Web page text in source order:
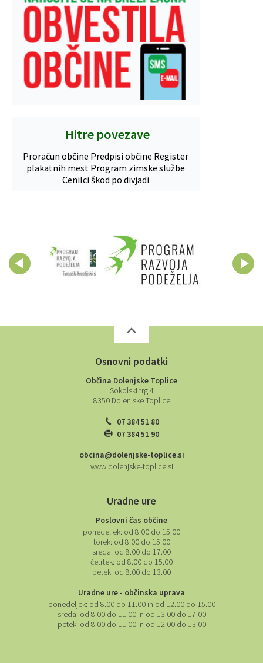
Hitre povezave
Proračun občine Predpisi občine Register
plakatnih mest Program zimske službe
Cenilci škod po divjadi
Osnovni podatki
Občina Dolenjske Toplice
Sokolski trg 4
8350 Dolenjske Toplice
07 384 51 80
07 384 51 90
obcina@dolenjske-toplice.si
www.dolenjske-toplice.si
Uradne ure
Poslovni čas občine
ponedeljek: od 8.00 do 15.00
torek: od 8.00 do 15.00
sreda: od 8.00 do 17.00
četrtek: od 8.00 do 15.00
petek: od 8.00 do 13.00
Uradne ure - občinska uprava
ponedeljek: od 8.00 do 11.00 in od 12.00 do 15.00
sreda: od 8.00 do 11.00 in od 13.00 do 17.00
petek: od 8.00 do 11.00 in od 12.00 do 13.00